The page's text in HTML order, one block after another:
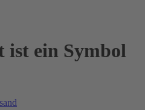
ist ein Symbol